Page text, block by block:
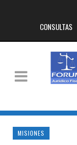
CONSULTAS
MISIONES